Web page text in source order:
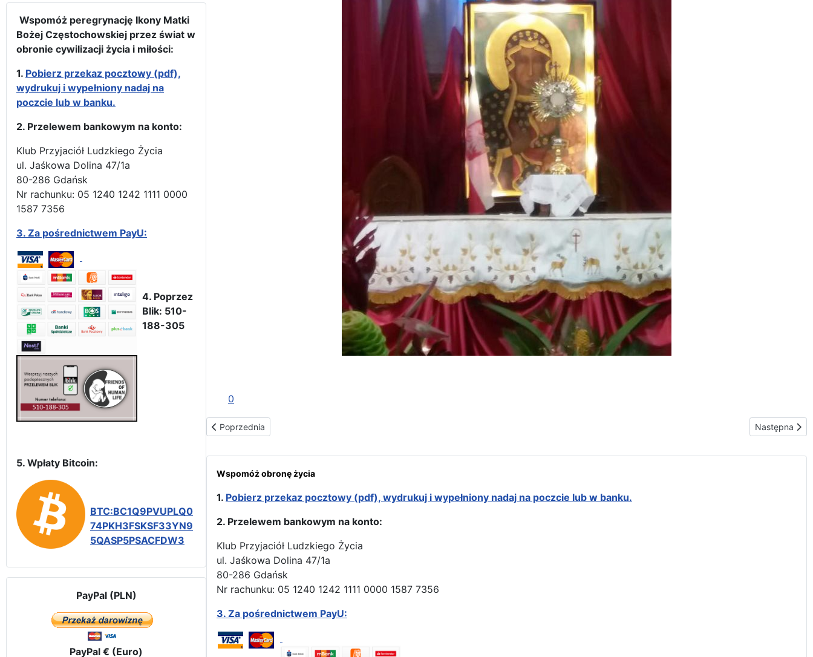
Wspomóż peregrynację Ikony Matki
Bożej Częstochowskiej przez świat w
obronie cywilizacji życia i miłości:
1. Pobierz przekaz pocztowy (pdf),
wydrukuj i wypełniony nadaj na
poczcie lub w banku.
2. Przelewem bankowym na konto:
Klub Przyjaciół Ludzkiego Życia
ul. Jaśkowa Dolina 47/1a
80-286 Gdańsk
Nr rachunku: 05 1240 1242 1111 0000
1587 7356
3. Za pośrednictwem PayU:
4. Poprzez
Blik: 510-
188-305
5. Wpłaty Bitcoin:
BTC:BC1Q9PVUPLQ0
74PKH3FSKSF33YN9
5QASP5PSACFDW3
PayPal (PLN)
PayPal € (Euro)
0
Poprzednia strona: Odwiedziny u polskich benedyktynek misjonarek
Poprzednia Następna
Następna
Wspomóż obronę życia
1. Pobierz przekaz pocztowy (pdf), wydrukuj i wypełniony nadaj na poczcie lub w banku.
2. Przelewem bankowym na konto:
Klub Przyjaciół Ludzkiego Życia
ul. Jaśkowa Dolina 47/1a
80-286 Gdańsk
Nr rachunku: 05 1240 1242 1111 0000 1587 7356
3. Za pośrednictwem PayU: